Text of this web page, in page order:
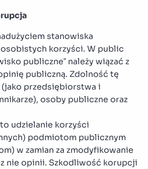
stanowiska
korzyści. W public
publiczne” należy wiązać z
publiczną. Zdolność tę
przedsiębiorstwa i
osoby publiczne oraz
udzielanie korzyści
podmiotom publicznym
w zamian za zmodyfikowanie
nie opinii. Szkodliwość korupcji